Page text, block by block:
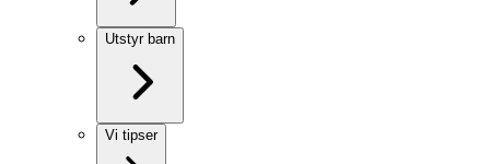
Utstyr barn
Vi tipser